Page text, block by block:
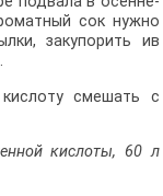
сок нужно
закупорить ив
смешать с
кислоты, 60 л